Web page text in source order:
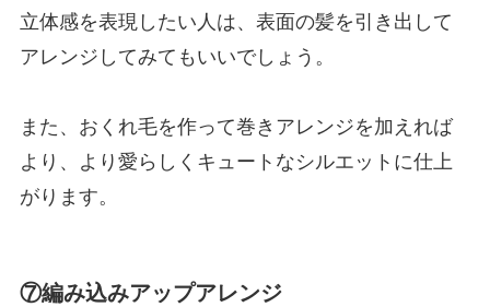
立体感を表現したい人は、表面の髪を引き出して
アレンジしてみてもいいでしょう。
また、おくれ毛を作って巻きアレンジを加えれば
より、より愛らしくキュートなシルエットに仕上
がります。
⑦編み込みアップアレンジ